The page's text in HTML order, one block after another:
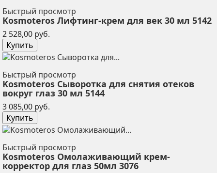
Быстрый просмотр
Kosmoteros Лифтинг-крем для век 30 мл 5142
2 528,00 руб.
Купить
Быстрый просмотр
Kosmoteros Сыворотка для снятия отеков
вокруг глаз 30 мл 5144
3 085,00 руб.
Купить
Быстрый просмотр
Kosmoteros Омолаживающий крем-
корректор для глаз 50мл 3076